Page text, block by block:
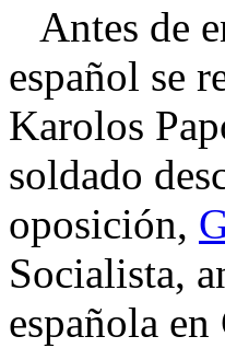
Antes de
español se
Karolos
soldado
oposición,
Socialista,
española en